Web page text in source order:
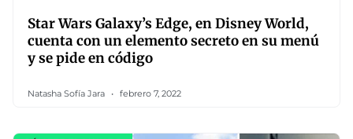
Star Wars Galaxy’s Edge, en Disney World,
cuenta con un elemento secreto en su menú
y se pide en código
Natasha Sofía Jara febrero 7, 2022